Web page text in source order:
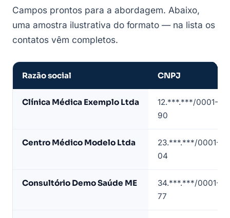
Campos prontos para a abordagem. Abaixo,
uma amostra ilustrativa do formato — na lista os
contatos vêm completos.
clínicas
Razão social CNPJ
Clínica Médica Exemplo Ltda
12.***.***/0001-
90
Centro Médico Modelo Ltda
23.***.***/0001-
04
Consultório Demo Saúde ME
34.***.***/0001-
77